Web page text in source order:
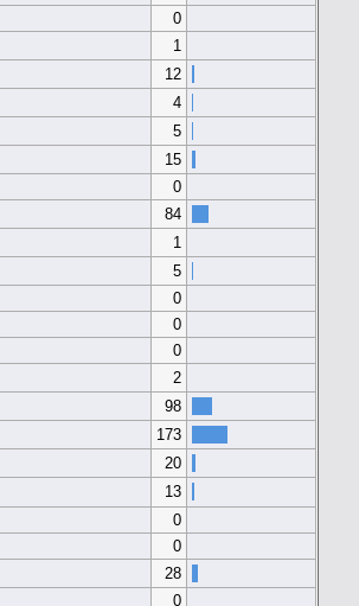
0
1
12
4
5
15
0
84
1
5
0
0
0
2
98
173
20
13
0
0
28
0